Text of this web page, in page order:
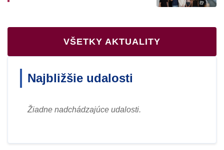
VŠETKY AKTUALITY
Najbližšie udalosti
Žiadne nadchádzajúce udalosti.